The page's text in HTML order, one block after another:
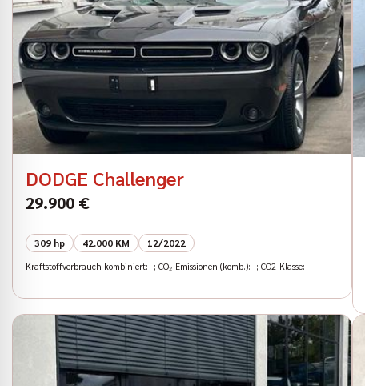
DODGE Challenger
29.900 €
309 hp 42.000 KM 12/2022
Kraftstoffverbrauch kombiniert: -; CO₂-Emissionen (komb.): -; CO2-Klasse: -